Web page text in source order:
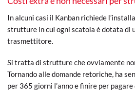
In alcuni casi il Kanban richiede
strutture in cui ogni scatola è dotata di
trasmettitore.
Si tratta di strutture che ovviamente
Tornando alle domande retoriche, ha
per 365 giorni l’anno e finire per